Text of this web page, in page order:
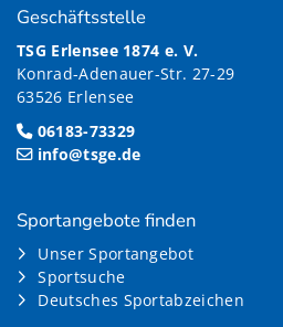
Geschäftsstelle
TSG Erlensee 1874 e. V.
Konrad-Adenauer-Str. 27-29
63526 Erlensee
06183-73329
info@tsge.de
Sportangebote finden
Unser Sportangebot
Sportsuche
Deutsches Sportabzeichen